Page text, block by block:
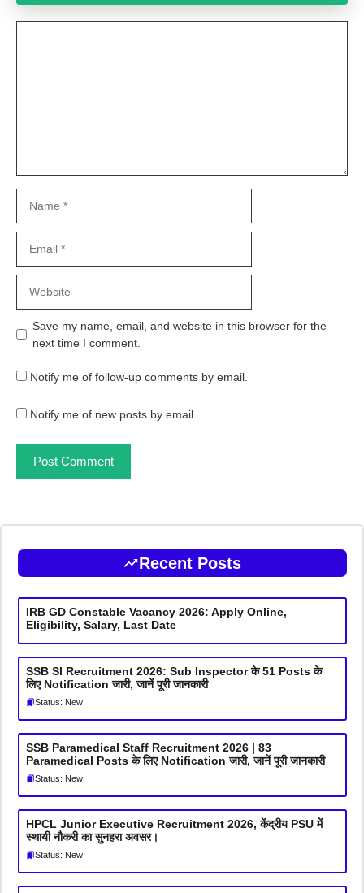
Save my name, email, and website in this browser for the
next time I comment.
Notify me of follow-up comments by email.
Notify me of new posts by email.
Recent Posts
IRB GD Constable Vacancy 2026: Apply Online,
Eligibility, Salary, Last Date
SSB SI Recruitment 2026: Sub Inspector के 51 Posts के
लिए Notification जारी, जानें पूरी जानकारी
Status: New
SSB Paramedical Staff Recruitment 2026 | 83
Paramedical Posts के लिए Notification जारी, जानें पूरी जानकारी
Status: New
HPCL Junior Executive Recruitment 2026, केंद्रीय PSU में
स्थायी नौकरी का सुनहरा अवसर।
Status: New